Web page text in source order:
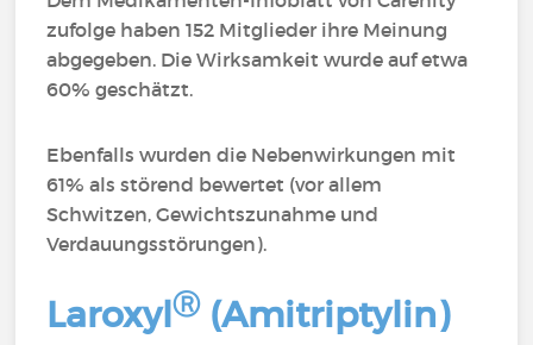
zufolge haben 152 Mitglieder ihre Meinung
abgegeben. Die Wirksamkeit wurde auf etwa
60% geschätzt.
Ebenfalls wurden die Nebenwirkungen mit
61% als störend bewertet (vor allem
Schwitzen, Gewichtszunahme und
Verdauungsstörungen).
LaroxylⓇ(Amitriptylin)